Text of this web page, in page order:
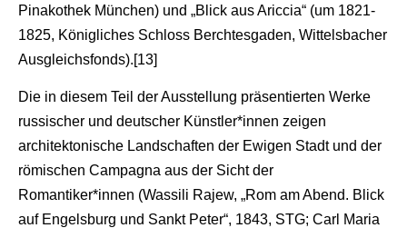
Pinakothek München) und „Blick aus Ariccia“ (um 1821-
1825, Königliches Schloss Berchtesgaden, Wittelsbacher
Ausgleichsfonds).[13]
Die in diesem Teil der Ausstellung präsentierten Werke
russischer und deutscher Künstler*innen zeigen
architektonische Landschaften der Ewigen Stadt und der
römischen Campagna aus der Sicht der
Romantiker*innen (Wassili Rajew, „Rom am Abend. Blick
auf Engelsburg und Sankt Peter“, 1843, STG; Carl Maria